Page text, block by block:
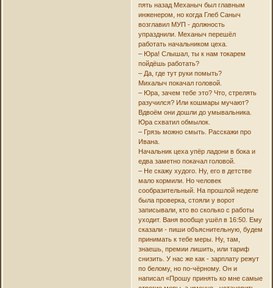
пять назад Механыч был главным
инженером, но когда Глеб Саныч
возглавил МУП - должность
упразднили. Механыч перешёл
работать начальником цеха.
– Юра! Слышал, ты к нам токарем
пойдёшь работать?
– Да, где тут руки помыть?
Михалыч покачал головой.
– Юра, зачем тебе это? Что, стрелять
разучился? Или кошмары мучают?
Вдвоём они дошли до умывальника.
Юра схватил обмылок.
– Грязь можно смыть. Расскажи про
Ивана.
Начальник цеха упёр ладони в бока и
едва заметно покачал головой.
– Не скажу худого. Ну, его в детстве
мало кормили. Но человек
сообразительный. На прошлой неделе
была проверка, стояли у ворот
записывали, кто во сколько с работы
уходит. Ваня вообще ушёл в 16:50. Ему
сказали - пиши объяснительную, будем
принимать к тебе меры. Ну, там,
знаешь, премии лишить, или тариф
снизить. У нас же как - зарплату режут
по белому, но по-чёрному. Он и
написал «Прошу принять ко мне самые